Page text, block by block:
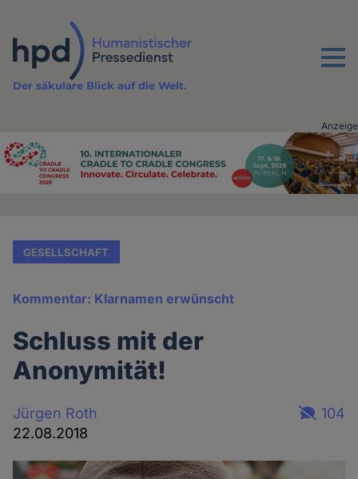
Inhalt
Menu
Der säkulare Blick auf die Welt.
Advertising
Anzeige
GESELLSCHAFT
Kommentar: Klarnamen erwünscht
Schluss mit der
Anonymität!
Jürgen Roth
22.08.2018
104